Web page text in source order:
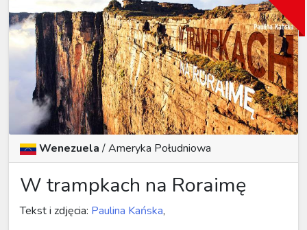
Wenezuela/Ameryka Południowa
W trampkach na Roraimę
Tekst i zdjęcia: Paulina Kańska,